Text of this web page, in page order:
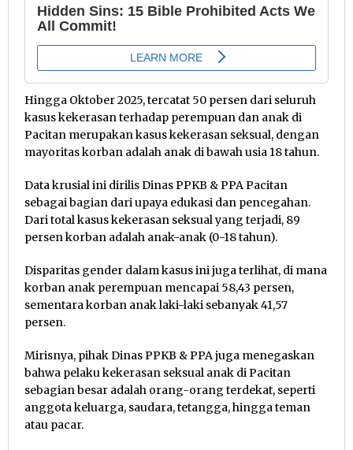
Hingga Oktober 2025, tercatat 50 persen dari seluruh
kasus kekerasan terhadap perempuan dan anak di
Pacitan merupakan kasus kekerasan seksual, dengan
mayoritas korban adalah anak di bawah usia 18 tahun.
Data krusial ini dirilis Dinas PPKB & PPA Pacitan
sebagai bagian dari upaya edukasi dan pencegahan.
Dari total kasus kekerasan seksual yang terjadi, 89
persen korban adalah anak-anak (0-18 tahun).
Disparitas gender dalam kasus ini juga terlihat, di mana
korban anak perempuan mencapai 58,43 persen,
sementara korban anak laki-laki sebanyak 41,57
persen.
Mirisnya, pihak Dinas PPKB & PPA juga menegaskan
bahwa pelaku kekerasan seksual anak di Pacitan
sebagian besar adalah orang-orang terdekat, seperti
anggota keluarga, saudara, tetangga, hingga teman
atau pacar.